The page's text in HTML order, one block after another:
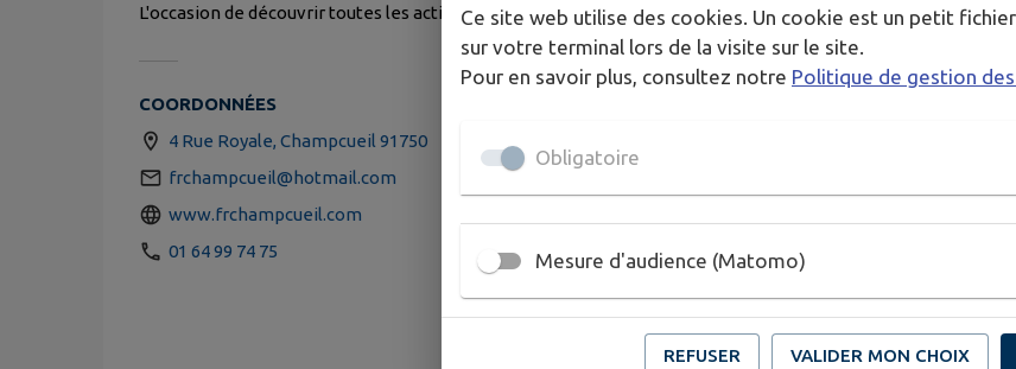
L'occasion de découvrir toutes les activités que nous proposons.
COORDONNÉES
4 Rue Royale, Champcueil 91750
frchampcueil@hotmail.com
www.frchampcueil.com
01 64 99 74 75
Ce site web utilise des cookies. Un cookie est un petit
sur votre terminal lors de la visite sur le site.
Pour en savoir plus, consultez notre Politique de gestion
Obligatoire
Mesure d'audience (Matomo)
REFUSER VALIDER MON CHOIX